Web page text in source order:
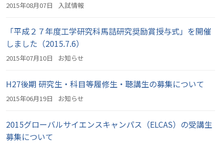
2015年08月07日 入試情報
「平成２７年度工学研究科馬詰研究奨励賞授与式」を開催
しました（2015.7.6）
2015年07月10日 お知らせ
H27後期 研究生・科目等履修生・聴講生の募集について
2015年06月19日 お知らせ
2015グローバルサイエンスキャンパス（ELCAS）の受講生
募集について